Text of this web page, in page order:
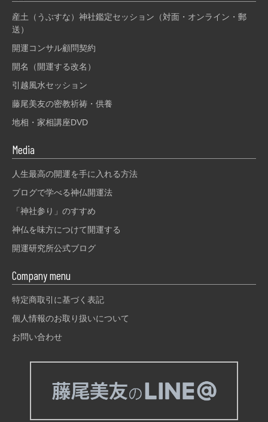
産土（うぶすな）神社鑑定セッション（対面・オンライン・郵
送）
開運コンサル顧問契約
開名（開運する改名）
引越風水セッション
藤尾美友の密教祈祷・供養
地相・家相講座DVD
Media
人生最高の開運を手に入れる方法
ブログで学べる神仏開運法
「神社参り」のすすめ
神仏を味方につけて開運する
開運研究所公式ブログ
Company menu
特定商取引に基づく表記
個人情報のお取り扱いについて
お問い合わせ